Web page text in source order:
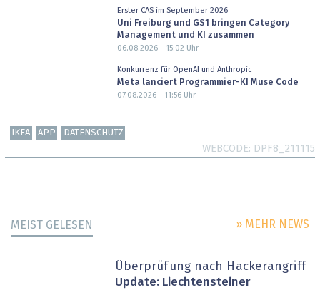
Erster CAS im September 2026
Uni Freiburg und GS1 bringen Category
Management und KI zusammen
06.08.2026 - 15:02 Uhr
Konkurrenz für OpenAI und Anthropic
Meta lanciert Programmier-KI Muse Code
07.08.2026 - 11:56Uhr
IKEA APP DATENSCHUTZ
WEBCODE DPF8_211115
MEIST GELESEN » MEHR NEWS
Überprüfung nach Hackerangriff
Update: Liechtensteiner